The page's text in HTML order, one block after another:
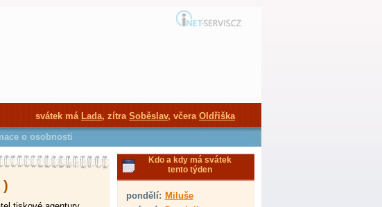
)
Kdo a kdy má svátek
tento týden
pondělí: Miluše
svátek má Lada, zítra Soběslav, včera Oldřiška
o osobnosti